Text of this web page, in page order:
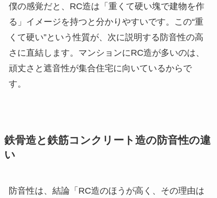
僕の感覚だと、RC造は「重くて硬い塊で建物を作
る」イメージを持つと分かりやすいです。この“重
くて硬い”という性質が、次に説明する防音性の高
さに直結します。マンションにRC造が多いのは、
頑丈さと遮音性が集合住宅に向いているからで
す。
鉄骨造と鉄筋コンクリート造の防音性の違
い
防音性は、結論「RC造のほうが高く、その理由は